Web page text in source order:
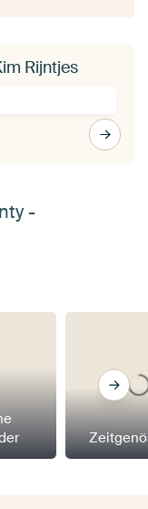
Rijntjes
-